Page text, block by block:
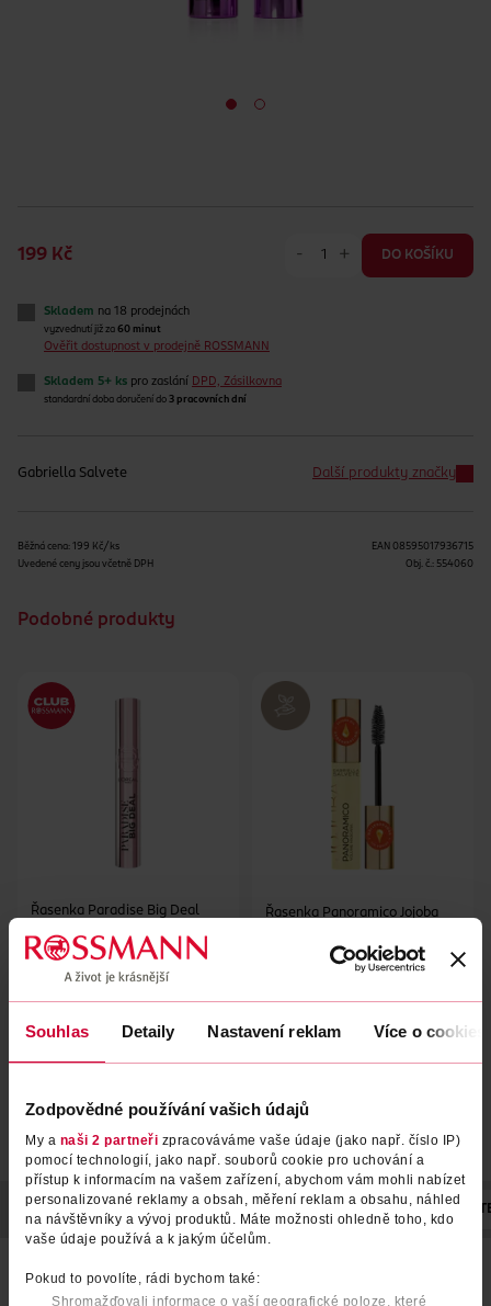
Souhlas Detaily Nastavení reklam Více o cookies
Zodpovědné používání vašich údajů
My a naši 2 partneři zpracováváme vaše údaje (jako např. číslo IP)
pomocí technologií, jako např. souborů cookie pro uchování a
přístup k informacím na vašem zařízení, abychom vám mohli nabízet
personalizované reklamy a obsah, měření reklam a obsahu, náhled
na návštěvníky a vývoj produktů. Máte možnosti ohledně toho, kdo
vaše údaje používá a k jakým účelům.
Pokud to povolíte, rádi bychom také:
Shromažďovali informace o vaší geografické poloze, které
199 Kč - + DO KOŠÍKU
Skladem na 18 prodejnách
vyzvednutí již za 60 minut
Ověřit dostupnost v prodejně ROSSMANN
Skladem 5+ ks pro zaslání DPD, Zásilkovna
standardní doba doručení do 3 pracovních dní
Gabriella Salvete Další produkty značky
Běžná cena: 199 Kč/ks
Uvedené ceny jsou včetně DPH
EAN 08595017936715
Obj. č.: 554060
Podobné produkty
Řasenka Paradise Big Deal
Black
L'Oréal
389 Kč
DO KOŠÍKU
Řasenka Panoramico Jojoba
Gabriella Salvete
199 Kč
DO KOŠÍKU
POPIS POUŽITÍ SLOŽENÍ POČET VÝROBCE/